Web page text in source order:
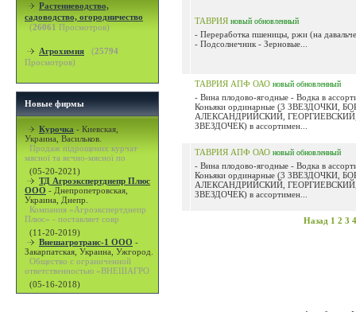
Растениеводство,
садоводство, огородничество
(26061 Просмотров)
Агрохимия (25794
Просмотров)
Новые фирмы
Курочка - Киевская,
Украина, Васильков.
Продаж підрощених курчат
мясної та яєчно-мясної по
(05-20-2021)
ТД Агроэкспертднепр Плюс
ООО - Днепропетровская,
Украина, Днепр.
Компания «Агроэкспертднепр
Плюс» - поставляет совр
(11-20-2019)
Внешагротранс-1 ООО -
Закарпатская, Украина, Ужгород.
Общество с ограниченной
ответственностью «ВНЕШАГРО
(05-16-2018)
ТАВРИЯ новый обновленный
- Переработка пшеницы, ржи (на
- Подсолнечник - Зерновые...
ТАВРИЯ АПФ ОАО новый обновленный
- Вина плодово-ягодные - Водка в
Коньяки ординарные (3 ЗВЕЗДОЧКИ,
АЛЕКСАНДРИЙСКИЙ,
ЗВЕЗДОЧЕК) в ассортимен...
ТАВРИЯ АПФ ОАО новый обновленный
- Вина плодово-ягодные - Водка в
Коньяки ординарные (3 ЗВЕЗДОЧКИ,
АЛЕКСАНДРИЙСКИЙ,
ЗВЕЗДОЧЕК) в ассортимен...
Назад 1 2 3 4